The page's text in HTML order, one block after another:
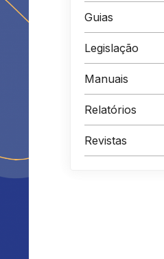
Guias
Legislação
Manuais
Relatórios
Revistas